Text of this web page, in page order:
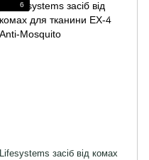
6
Lifesystems засіб від комах